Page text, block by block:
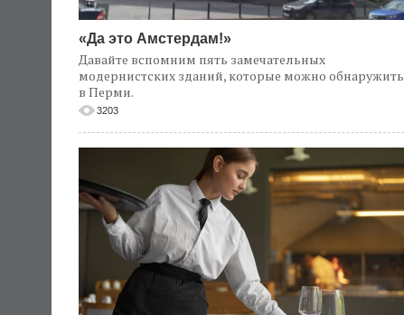
«Да это Амстердам!»
Давайте вспомним пять замечательных
модернистских зданий, которые можно обнаружить
в Перми.
3203